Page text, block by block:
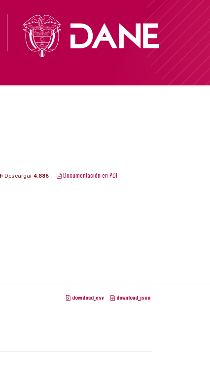
Descargar 4.886 Documentación en PDF
download_csv download_json